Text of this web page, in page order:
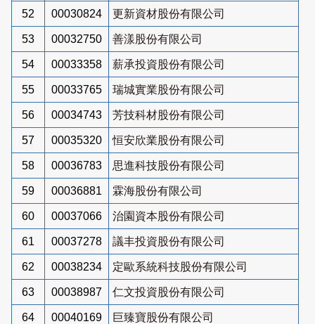
52 00030824 更新資材股份有限公司
53 00032750 善漾股份有限公司
54 00033358 薪承投資股份有限公司
55 00033765 瑞城實業股份有限公司
56 00034743 芳技科材股份有限公司
57 00035320 恒安欣業股份有限公司
58 00036783 思進科技股份有限公司
59 00036881 霖海股份有限公司
60 00037066 治園資本股份有限公司
61 00037278 議丰投資股份有限公司
62 00038234 定歐系統科技股份有限公司
63 00038987 仁文投資股份有限公司
64 00040169 巨臻寶股份有限公司